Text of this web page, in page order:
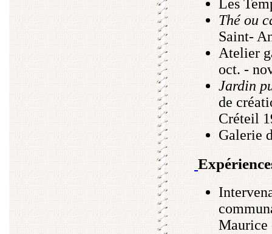
Les
Thé ou
Saint-
Atelier
oct. -
Jardin
de
Créteil
Galerie
Maurice